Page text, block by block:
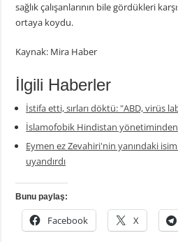
sağlık çalışanlarının bile gördükleri
ortaya koydu.
Kaynak: Mira Haber
İlgili Haberler
İstifa etti, sırları döktü: "ABD, virüs
İslamofobik Hindistan yönetiminden
Eymen ez Zevahiri'nin yanındaki
uyandırdı
Bunu paylaş:
Facebook X